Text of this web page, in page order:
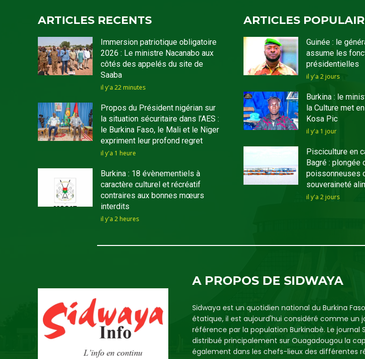
ARTICLES RECENTS
Immersion patriotique obligatoire
2026 : Le ministre Nacanabo aux
côtés des appelés du site de
Saaba
il y'a 22 minutes
Propos du Président nigérian sur
la situation sécuritaire dans l’AES :
le Burkina Faso, le Mali et le Niger
expriment leur profond regret
il y'a 1 heure
Burkina : 18 évènementiels à
caractère culturel et récréatif
contraires aux bonnes mœurs
interdits
il y'a 2 heures
ARTICLES
Guinée : le
assume les
présidentielles
il y'a 2 jours
Burkina : le
la Culture met
Kosa Pic
il y'a 1 jour
Pisciculture en
Bagré : plongée
poissonneuses
souveraineté
il y'a 2 jours
A PROPOS DE SIDWAYA
Sidwaya est un quotidien national du Burkina
étatique, il est aujourd'hui considéré comme un
référence par la population Burkinabè. Le journal
distribué principalement sur Ouagadougou la
également dans les chefs-lieux des différentes